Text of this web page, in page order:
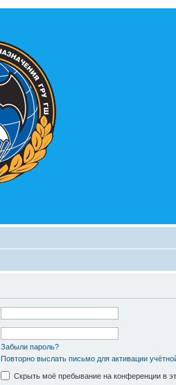
Забыли пароль?
Повторно выслать письмо для активации
Скрыть моё пребывание на конференции в